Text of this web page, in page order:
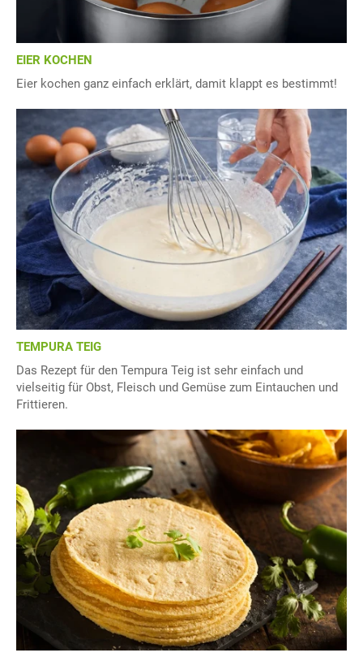
EIER KOCHEN
Eier kochen ganz einfach erklärt, damit klappt es bestimmt!
TEMPURA TEIG
Das Rezept für den Tempura Teig ist sehr einfach und
vielseitig für Obst, Fleisch und Gemüse zum Eintauchen und
Frittieren.